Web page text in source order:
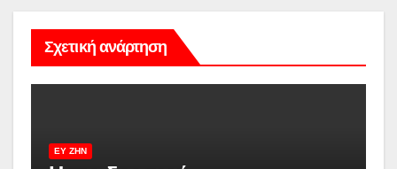
Σχετική ανάρτηση
ΕΥ ΖΗΝ